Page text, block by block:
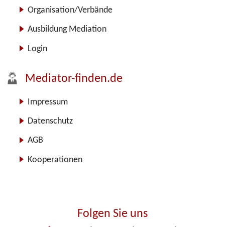
Organisation/Verbände
Ausbildung Mediation
Login
Mediator-finden.de
Impressum
Datenschutz
AGB
Kooperationen
Folgen Sie uns